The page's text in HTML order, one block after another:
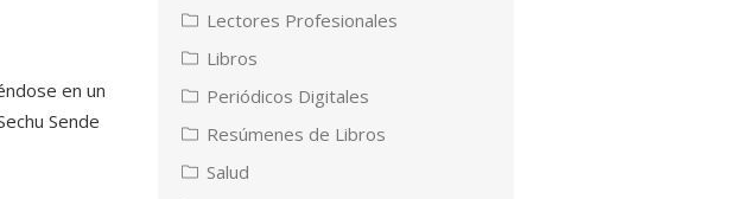
en un
Sende
Lectores Profesionales
Libros
Periódicos Digitales
Resúmenes de Libros
Salud